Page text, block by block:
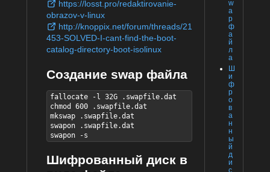
w
a
p
ф
а
й
л
а
Ш
и
ф
р
о
в
а
н
н
ы
й
д
и
с
https://losst.pro/redaktirovanie-
obrazov-v-linux
http://knoppix.net/forum/threads/21
453-SOLVED-I-cant-find-the-boot-
catalog-directory-boot-isolinux
Создание swap файла
fallocate -l 32G .swapfile.dat
chmod 600 .swapfile.dat
mkswap .swapfile.dat
swapon .swapfile.dat
swapon -s
Шифрованный диск в